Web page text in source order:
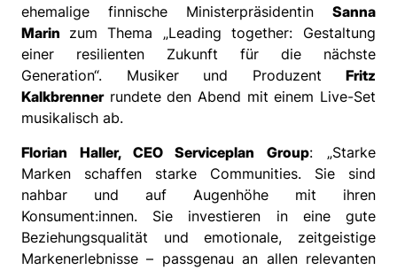
ehemalige finnische Ministerpräsidentin Sanna
Marin zum Thema „Leading together: Gestaltung
einer resilienten Zukunft für die nächste
Generation“. Musiker und Produzent Fritz
Kalkbrennerrundete den Abend mit einem Live-Set
musikalisch ab.
Florian Haller, CEO Serviceplan Group: „Starke
Marken schaffen starke Communities. Sie sind
nahbar und auf Augenhöhe mit ihren
Konsument:innen. Sie investieren in eine gute
Beziehungsqualität und emotionale, zeitgeistige
Markenerlebnisse – passgenau an allen relevanten